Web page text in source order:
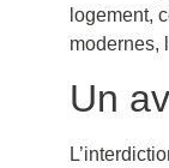
logement,
modernes,
Un